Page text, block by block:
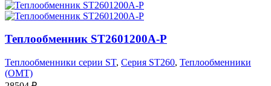
Теплообменник ST2601200A-P
Теплообменники серии ST, Серия ST260, Теплообменники
(OMT)